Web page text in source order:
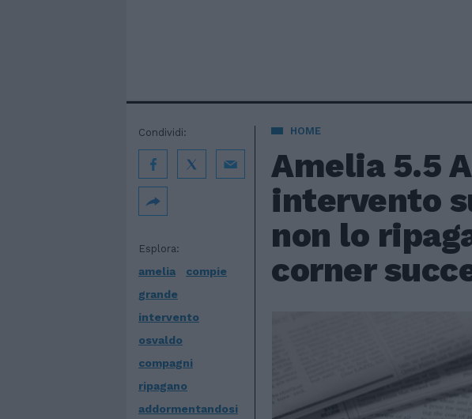
HOME
Amelia 5.5
intervento
non lo
corner
Esplora:
amelia
compie
grande
intervento
osvaldo
compagni
ripagano
addormentandosi
Condividi: